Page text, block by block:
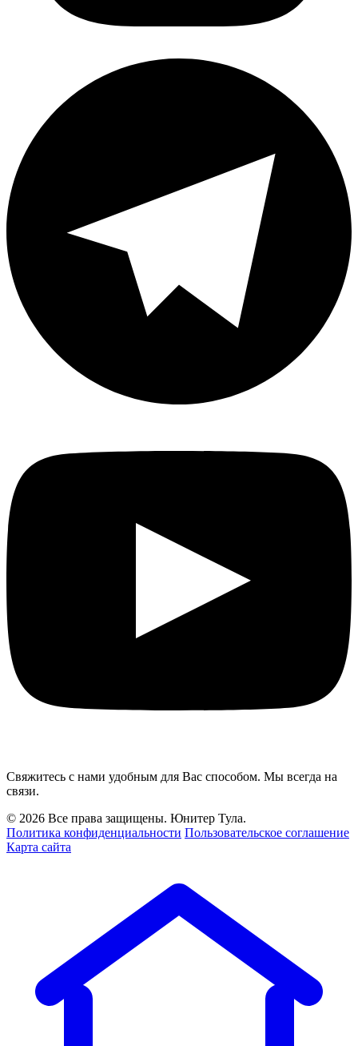
Свяжитесь с нами удобным для Вас способом. Мы всегда на
связи.
© 2026 Все права защищены. Юнитер Тула.
Политика конфиденциальности Пользовательское соглашение
Карта сайта